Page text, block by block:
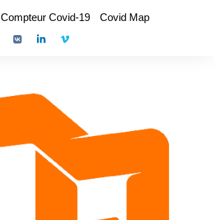
Compteur Covid-19 Covid Map